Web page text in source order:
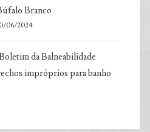
Branco
06/2024
da Balneabilidade
impróprios para banho